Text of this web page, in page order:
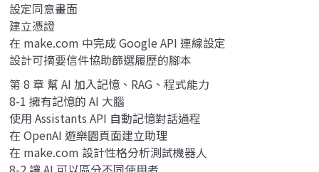
設定同意畫面
建立憑證
在 make.com 中完成 Google API 連線設定
設計可摘要信件協助篩選履歷的腳本
第 8 章 幫 AI 加入記憶、RAG、程式能力
8-1 擁有記憶的 AI 大腦
使用 Assistants API 自動記憶對話過程
在 OpenAI 遊樂園頁面建立助理
在 make.com 設計性格分析測試機器人